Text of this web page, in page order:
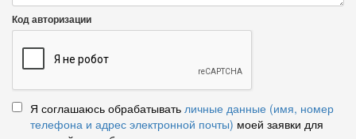
Код авторизации
Я соглашаюсь обрабатывать личные данные (имя, номер
телефона и адрес электронной почты) моей заявки для